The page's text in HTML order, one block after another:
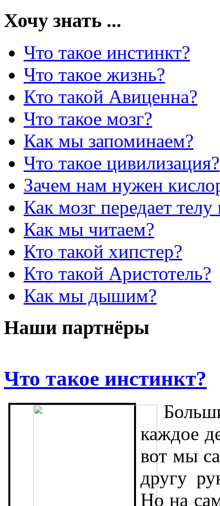
Хочу знать ...
Что такое инстинкт?
Что такое жизнь?
Кто такой Авиценна?
Что такое мозг?
Как мы запоминаем?
Что такое цивилизация?
Зачем нам нужен
Как мозг передает
Как мы читаем?
Кто такой хипстер?
Кто такой Аристотель?
Как мы дышим?
Наши партнёры
Что такое инстинкт?
каждое
вот мы
другу
Но на